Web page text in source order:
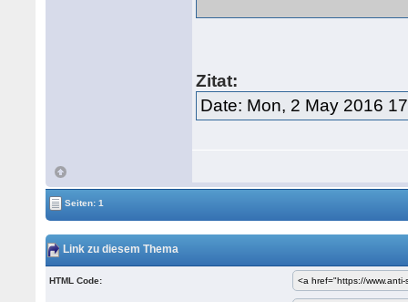
Zitat:
Date: Mon, 2 May 2016
Seiten: 1
Link zu diesem Thema
HTML Code: